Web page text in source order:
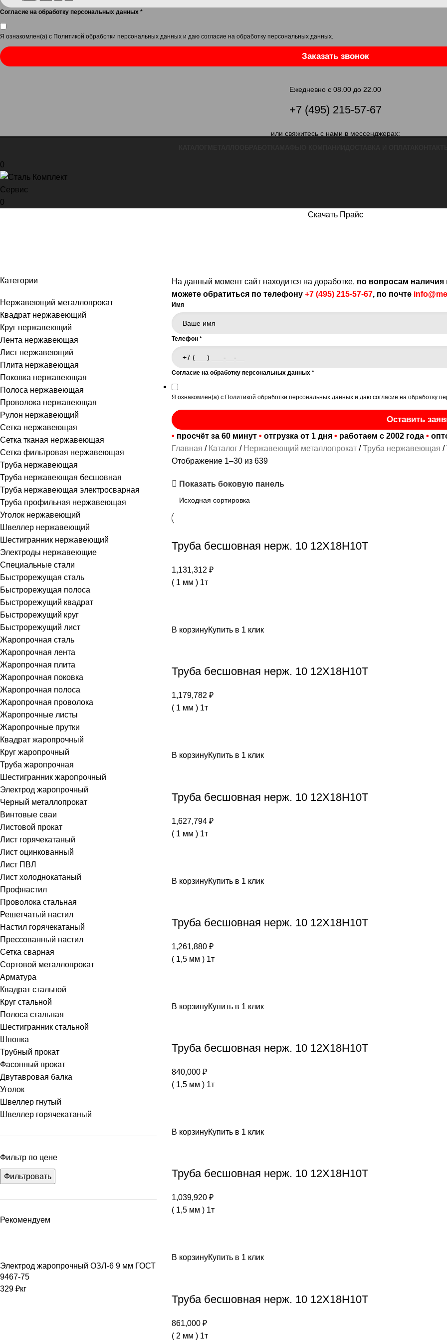
Согласие на обработку персональных данных *
Я ознакомлен(а) с Политикой обработки персональных данных и даю согласие на обработку персональных данных
Заказать звонок
Ежедневно с 08.00 до 22.00
+7 (495) 215-57-67
или свяжитесь с нами в мессенджерах:
0
0
Скачать Прайс
Категории
Нержавеющий металлопрокат
Квадрат нержавеющий
Круг нержавеющий
Лента нержавеющая
Лист нержавеющий
Плита нержавеющая
Поковка нержавеющая
Полоса нержавеющая
Проволока нержавеющая
Рулон нержавеющий
Сетка нержавеющая
Сетка тканая нержавеющая
Сетка фильтровая нержавеющая
Труба нержавеющая
Труба нержавеющая бесшовная
Труба нержавеющая электросварная
Труба профильная нержавеющая
Уголок нержавеющий
Швеллер нержавеющий
Шестигранник нержавеющий
Электроды нержавеющие
Специальные стали
Быстрорежущая сталь
Быстрорежущая полоса
Быстрорежущий квадрат
Быстрорежущий круг
Быстрорежущий лист
Жаропрочная сталь
Жаропрочная лента
Жаропрочная плита
Жаропрочная поковка
Жаропрочная полоса
Жаропрочная проволока
Жаропрочные листы
Жаропрочные прутки
Квадрат жаропрочный
Круг жаропрочный
Труба жаропрочная
Шестигранник жаропрочный
Электрод жаропрочный
Черный металлопрокат
Винтовые сваи
Листовой прокат
Лист горячекатаный
Лист оцинкованный
Лист ПВЛ
Лист холоднокатаный
Профнастил
Проволока стальная
Решетчатый настил
Настил горячекатаный
Прессованный настил
Сетка сварная
Сортовой металлопрокат
Арматура
Квадрат стальной
Круг стальной
Полоса стальная
Шестигранник стальной
Шпонка
Трубный прокат
Фасонный прокат
Двутавровая балка
Уголок
Швеллер гнутый
Швеллер горячекатаный
Фильтр по цене
Фильтровать
Рекомендуем
Электрод жаропрочный ОЗЛ-6 9 мм ГОСТ
9467-75
329 ₽кг
На данный момент сайт находится на доработке, по вопросам
можете обратиться по телефону +7 (495) 215-57-67,по почте
Имя
Телефон *
Согласие на обработку персональных данных *
Я ознакомлен(а) с Политикой обработки персональных данныхи даю согласие на обработку
Оставить
• просчёт за 60 минут • отгрузка от 1 дня • работаем с 2002 года •
Главная
Каталог Нержавеющий металлопрокат Труба нержавеющая
Отображение 1–30 из 639
Показать боковую панель
Труба бесшовная нерж. 10 12Х18Н10Т
1,131,312 ₽
( 1 мм ) 1т
В корзинуКупить в 1 клик
Труба бесшовная нерж. 10 12Х18Н10Т
1,179,782 ₽
( 1 мм ) 1т
В корзинуКупить в 1 клик
Труба бесшовная нерж. 10 12Х18Н10Т
1,627,794 ₽
( 1 мм ) 1т
В корзинуКупить в 1 клик
Труба бесшовная нерж. 10 12Х18Н10Т
1,261,880 ₽
( 1,5 мм ) 1т
В корзинуКупить в 1 клик
Труба бесшовная нерж. 10 12Х18Н10Т
840,000 ₽
( 1,5 мм ) 1т
В корзинуКупить в 1 клик
Труба бесшовная нерж. 10 12Х18Н10Т
1,039,920 ₽
( 1,5 мм ) 1т
В корзинуКупить в 1 клик
Труба бесшовная нерж. 10 12Х18Н10Т
861,000 ₽
( 2 мм ) 1т